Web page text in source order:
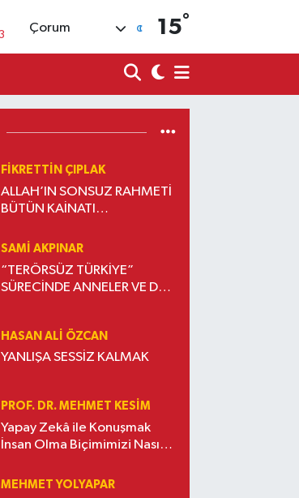
Çorum 15°
FIKRETTIN ÇIPLAK
ALLAH’IN SONSUZ RAHMETİ
BÜTÜN KAİNATI
SAMI AKPINAR
“TERÖRSÜZ TÜRKİYE”
SÜRECİNDE ANNELER VE DE
HASAN ALI ÖZCAN
YANLIŞA SESSİZ KALMAK
PROF. DR. MEHMET KESIM
Yapay Zekâ ile Konuşmak
İnsan Olma Biçimimizi Nasıl
MEHMET YOLYAPAR